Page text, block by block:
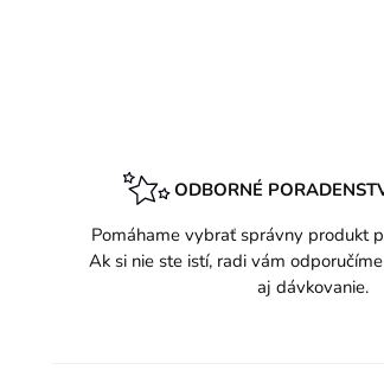
ODBORNÉ
Pomáhame vybrať správny produkt
Ak si nie ste istí, radi vám
aj dávkovanie.